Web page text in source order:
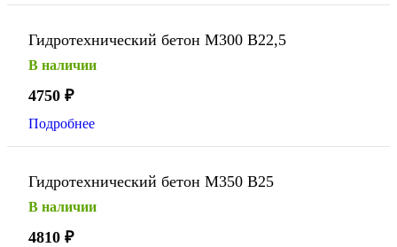
Гидротехнический бетон М300 В22,5
В наличии
4750 ₽
Подробнее
Гидротехнический бетон М350 В25
В наличии
4810 ₽